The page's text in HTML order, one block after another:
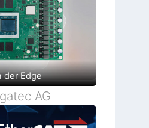
der Edge
AG